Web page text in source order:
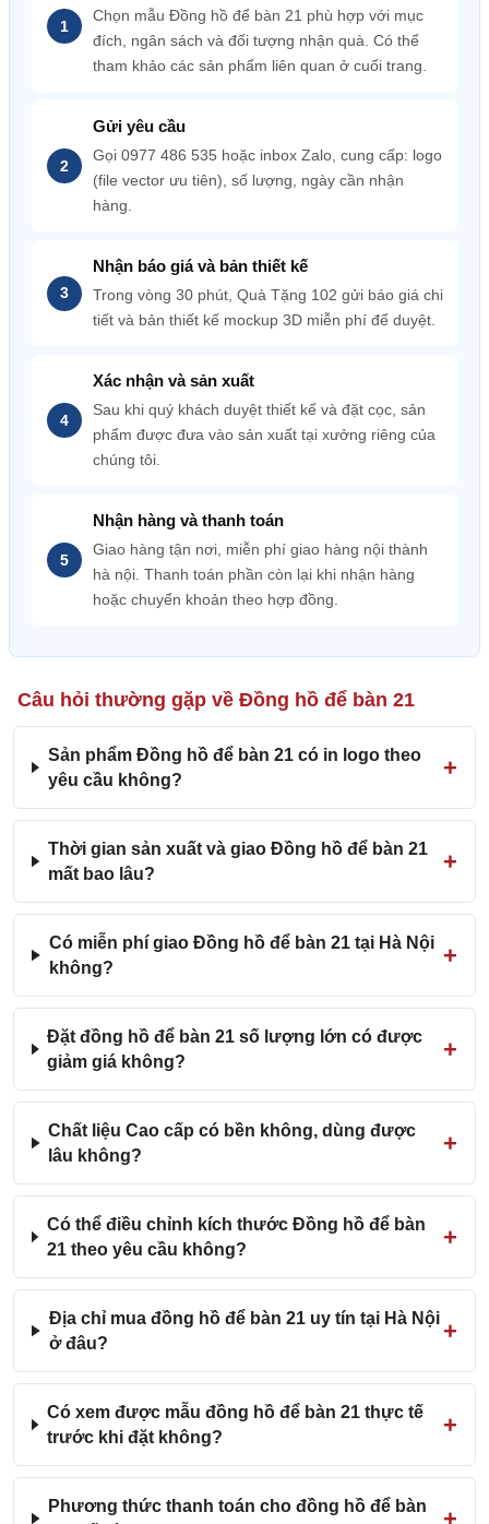
Chọn mẫu Đồng hồ để bàn 21 phù hợp với mục
đích, ngân sách và đối tượng nhận quà. Có thể
tham khảo các sản phẩm liên quan ở cuối trang.
Gửi yêu cầu
Gọi 0977 486 535 hoặc inbox Zalo, cung cấp: logo
(file vector ưu tiên), số lượng, ngày cần nhận
hàng.
Nhận báo giá và bản thiết kế
Trong vòng 30 phút, Quà Tặng 102 gửi báo giá chi
tiết và bản thiết kế mockup 3D miễn phí để duyệt.
Xác nhận và sản xuất
Sau khi quý khách duyệt thiết kế và đặt cọc, sản
phẩm được đưa vào sản xuất tại xưởng riêng của
chúng tôi.
Nhận hàng và thanh toán
Giao hàng tận nơi, miễn phí giao hàng nội thành
hà nội. Thanh toán phần còn lại khi nhận hàng
hoặc chuyển khoản theo hợp đồng.
Câu hỏi thường gặp về Đồng hồ để bàn 21
Sản phẩm Đồng hồ để bàn 21 có in logo theo
yêu cầu không?
Thời gian sản xuất và giao Đồng hồ để bàn 21
mất bao lâu?
Có miễn phí giao Đồng hồ để bàn 21 tại Hà Nội
không?
Đặt đồng hồ để bàn 21 số lượng lớn có được
giảm giá không?
Chất liệu Cao cấp có bền không, dùng được
lâu không?
Có thể điều chỉnh kích thước Đồng hồ để bàn
21 theo yêu cầu không?
Địa chỉ mua đồng hồ để bàn 21 uy tín tại Hà Nội
ở đâu?
Có xem được mẫu đồng hồ để bàn 21 thực tế
trước khi đặt không?
Phương thức thanh toán cho đồng hồ để bàn